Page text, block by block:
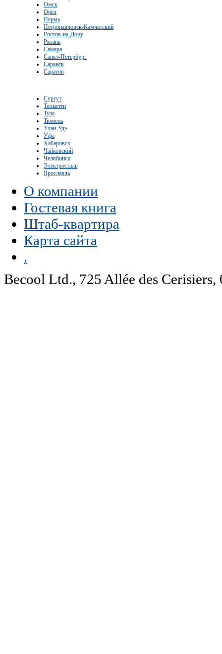
Омск
Орёл
Пермь
Петропавловск-Камчатский
Ростов-на-Дону
Рязань
Самара
Санкт-Петербург
Саранск
Саратов
Сургут
Тольятти
Тула
Тюмень
Улан-Удэ
Уфа
Хабаровск
Чайковский
Челябинск
Электросталь
Ярославль
О компании
Гостевая книга
Штаб-квартира
Карта сайта
.
Becool Ltd., 725 Allée des